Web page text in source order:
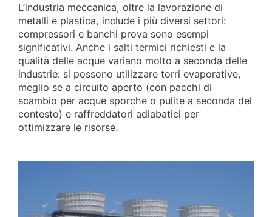
L’industria meccanica, oltre la lavorazione di
metalli e plastica, include i più diversi settori:
compressori e banchi prova sono esempi
significativi. Anche i salti termici richiesti e la
qualità delle acque variano molto a seconda delle
industrie: si possono utilizzare torri evaporative,
meglio se a circuito aperto (con pacchi di
scambio per acque sporche o pulite a seconda del
contesto) e raffreddatori adiabatici per
ottimizzare le risorse.